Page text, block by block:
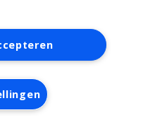
Inloggen
Algemene
voorwaarden